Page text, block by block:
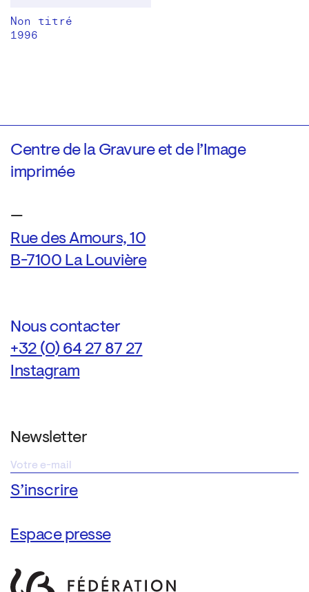
Non titré
1996
Centre de la Gravure et de l’Image
imprimée
—
Rue des Amours, 10
B-7100 La Louvière
Nous contacter
+32 (0) 64 27 87 27
Instagram
Newsletter
Espace presse